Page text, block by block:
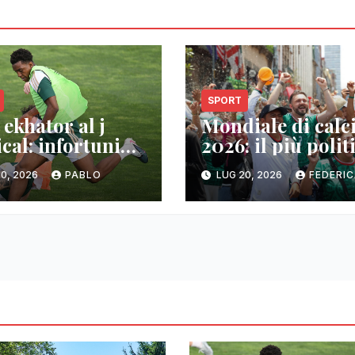
ekhator al j
infortunio
2026 PABLO
SPORT
Mondiale di
2026: il più
tra tensioni, iran
falkland
LUG 20, 2026